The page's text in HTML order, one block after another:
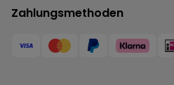
Zahlungsmethoden